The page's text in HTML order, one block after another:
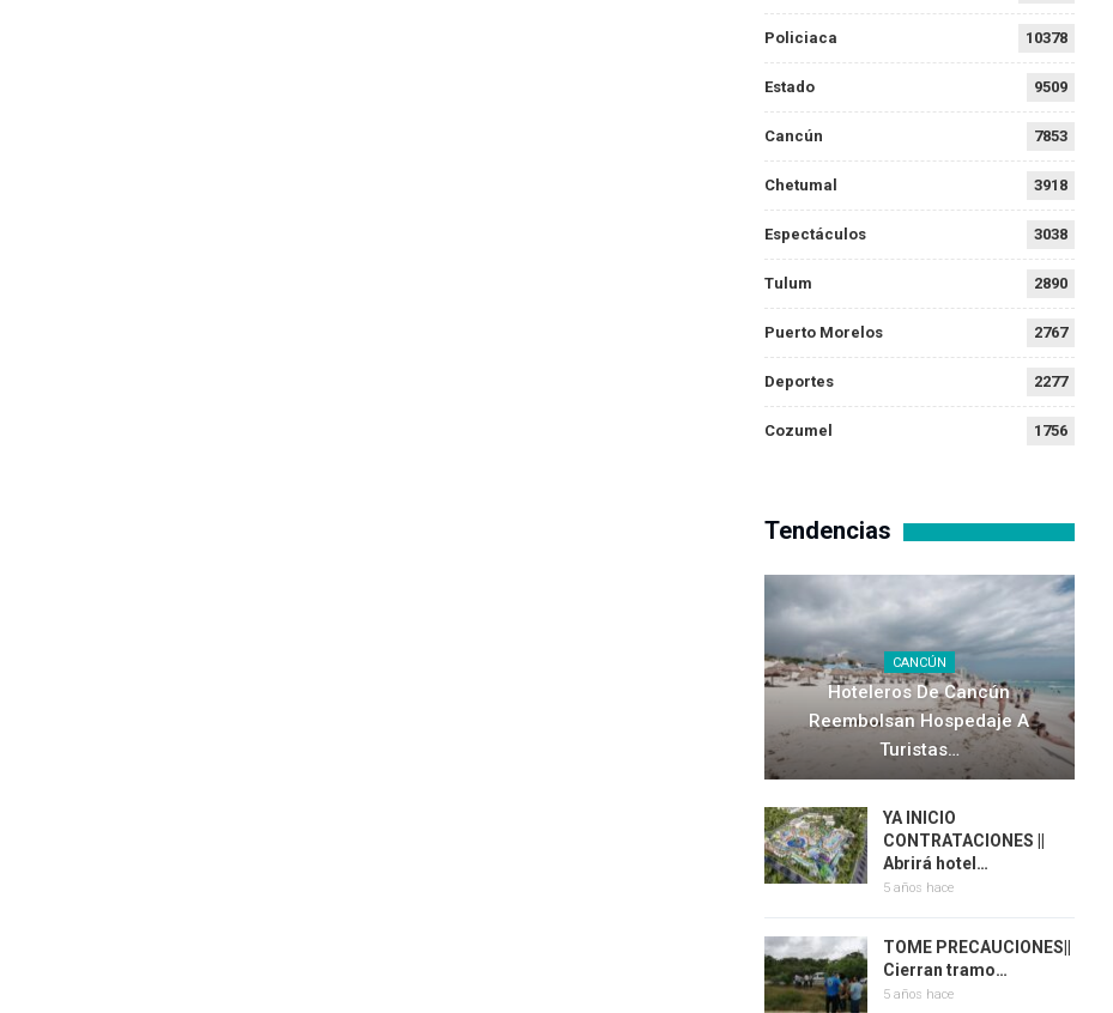
Policiaca 10378
Estado 9509
Cancún 7853
Chetumal 3918
Espectáculos 3038
Tulum 2890
Puerto Morelos 2767
Deportes 2277
Cozumel 1756
Tendencias
CANCÚN
Hoteleros De Cancún
Reembolsan Hospedaje A
Turistas…
YA INICIO
CONTRATACIONES ||
Abrirá hotel…
5 años hace
TOME PRECAUCIONES||
Cierran tramo…
5 años hace